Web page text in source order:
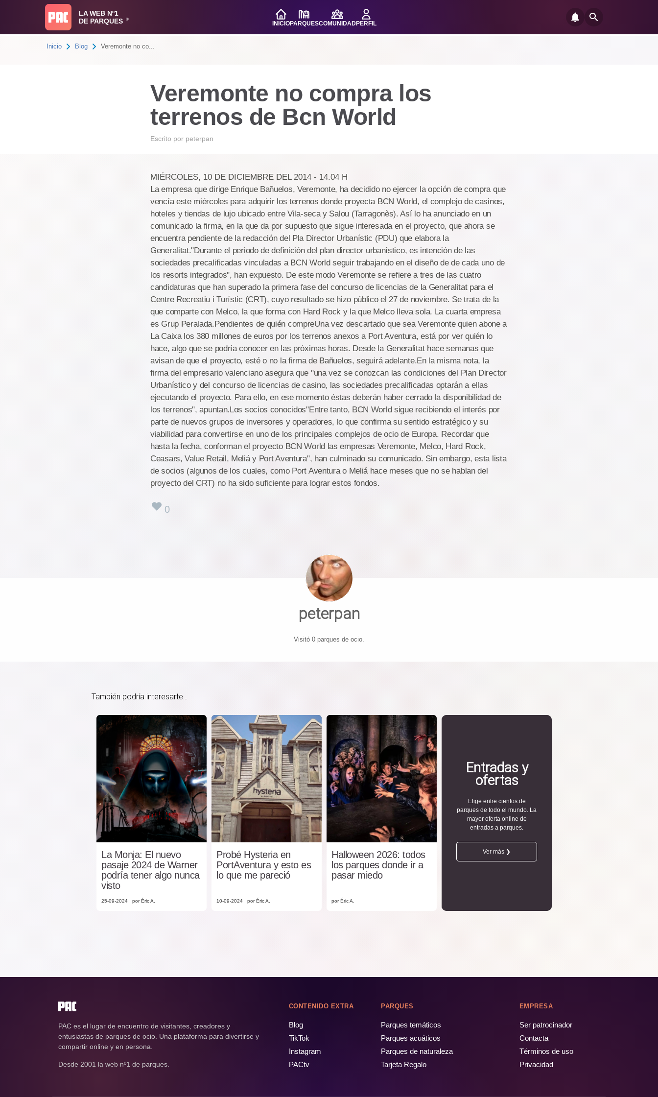
LA WEB Nº1
DE PARQUES
®
INICIOPARQUESCOMUNIDADPERFIL
Inicio Blog Veremonte no co...
Veremonte no compra los
terrenos de Bcn World
Escrito por peterpan
MIÉRCOLES, 10 DE DICIEMBRE DEL 2014 - 14.04 H
La empresa que dirige Enrique Bañuelos, Veremonte, ha decidido no ejercer la opción de compra que
vencía este miércoles para adquirir los terrenos donde proyecta BCN World, el complejo de casinos,
hoteles y tiendas de lujo ubicado entre Vila-seca y Salou (Tarragonès). Así lo ha anunciado en un
comunicado la firma, en la que da por supuesto que sigue interesada en el proyecto, que ahora se
encuentra pendiente de la redacción del Pla Director Urbanístic (PDU) que elabora la
Generalitat."Durante el periodo de definición del plan director urbanístico, es intención de las
sociedades precalificadas vinculadas a BCN World seguir trabajando en el diseño de de cada uno de
los resorts integrados", han expuesto. De este modo Veremonte se refiere a tres de las cuatro
candidaturas que han superado la primera fase del concurso de licencias de la Generalitat para el
Centre Recreatiu i Turístic (CRT), cuyo resultado se hizo público el 27 de noviembre. Se trata de la
que comparte con Melco, la que forma con Hard Rock y la que Melco lleva sola. La cuarta empresa
es Grup Peralada.Pendientes de quién compreUna vez descartado que sea Veremonte quien abone a
La Caixa los 380 millones de euros por los terrenos anexos a Port Aventura, está por ver quién lo
hace, algo que se podría conocer en las próximas horas. Desde la Generalitat hace semanas que
avisan de que el proyecto, esté o no la firma de Bañuelos, seguirá adelante.En la misma nota, la
firma del empresario valenciano asegura que "una vez se conozcan las condiciones del Plan Director
Urbanístico y del concurso de licencias de casino, las sociedades precalificadas optarán a ellas
ejecutando el proyecto. Para ello, en ese momento éstas deberán haber cerrado la disponibilidad de
los terrenos", apuntan.Los socios conocidos"Entre tanto, BCN World sigue recibiendo el interés por
parte de nuevos grupos de inversores y operadores, lo que confirma su sentido estratégico y su
viabilidad para convertirse en uno de los principales complejos de ocio de Europa. Recordar que
hasta la fecha, conforman el proyecto BCN World las empresas Veremonte, Melco, Hard Rock,
Ceasars, Value Retail, Meliá y Port Aventura", han culminado su comunicado. Sin embargo, esta lista
de socios (algunos de los cuales, como Port Aventura o Meliá hace meses que no se hablan del
proyecto del CRT) no ha sido suficiente para lograr estos fondos.
0
peterpan
Visitó 0 parques de ocio.
También podría interesarte...
La Monja: El nuevo
pasaje 2024 de Warner
podría tener algo nunca
visto
25-09-2024 por Éric A.
Probé Hysteria en
PortAventura y esto es
lo que me pareció
10-09-2024 por Éric A.
Halloween 2026: todos
los parques donde ir a
pasar miedo
por Éric A.
Entradas y
ofertas
Elige entre cientos de
parques de todo el mundo. La
mayor oferta online de
entradas a parques.
Ver más ❯
PAC es el lugar de encuentro de visitantes, creadores y
entusiastas de parques de ocio. Una plataforma para divertirse y
compartir online y en persona.
Desde 2001 la web nº1 de parques.
CONTENIDO EXTRA
Blog
TikTok
Instagram
PACtv
PARQUES
Parques temáticos
Parques acuáticos
Parques de naturaleza
Tarjeta Regalo
EMPRESA
Ser patrocinador
Contacta
Términos de uso
Privacidad